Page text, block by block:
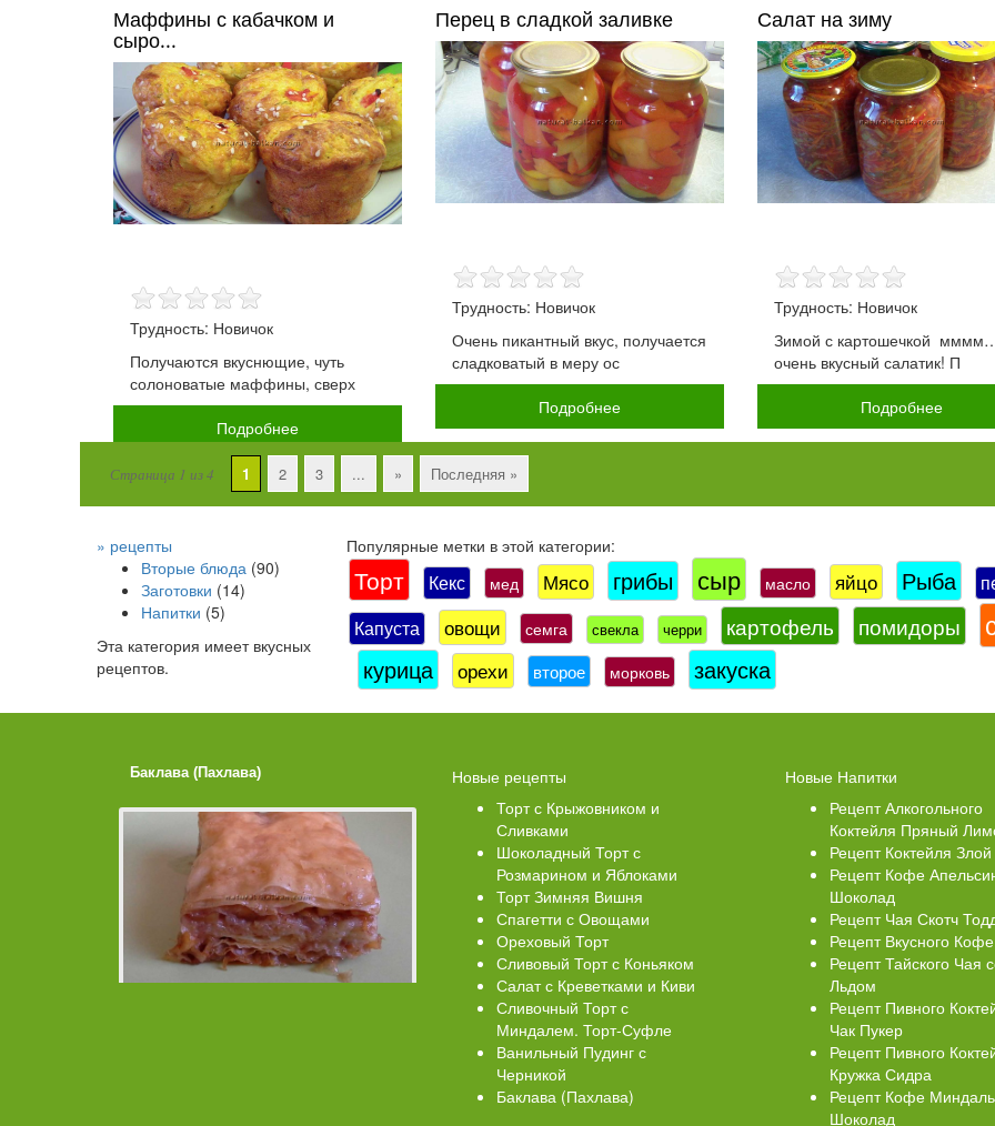
Маффины с кабачком и
сыро...
Трудность: Новичок
Получаются вкуснющие, чуть
солоноватые маффины, сверх
Подробнее
Перец в сладкой заливке
Трудность: Новичок
Очень пикантный вкус, получается
сладковатый в меру ос
Подробнее
Салат на зиму
Трудность: Новичок
Зимой с картошечкой
очень вкусный салатик! П
Подробнее
Страница 1 из 4 1 2 3 ... » Последняя »
» рецепты
Вторые блюда (90)
Заготовки (14)
Напитки (5)
Эта категория имеет вкусных
рецептов.
Популярные метки в этой категории:
Торт Кекс мед Мясо грибы сыр масло яйцо Рыба
Капуста
овощи семга свекла черри картофель помидоры
курица орехи второе морковь закуска
Баклава (Пахлава)
Лимонные Кексики с Сахарной
Ватрушки с творогом
Новые рецепты
Торт с Крыжовником и
Сливками
Шоколадный Торт с
Розмарином и Яблоками
Торт Зимняя Вишня
Спагетти с Овощами
Ореховый Торт
Сливовый Торт с Коньяком
Салат с Креветками и Киви
Сливочный Торт с
Миндалем. Торт-Суфле
Ванильный Пудинг с
Черникой
Баклава (Пахлава)
Новые Напитки
Рецепт Алкогольного
Коктейля Пряный
Рецепт Коктейля
Рецепт Кофе
Шоколад
Рецепт Чая Скотч
Рецепт Вкусного Кофе
Рецепт Тайского Чая
Льдом
Рецепт Пивного
Чак Пукер
Рецепт Пивного
Кружка Сидра
Рецепт Кофе
Шоколад